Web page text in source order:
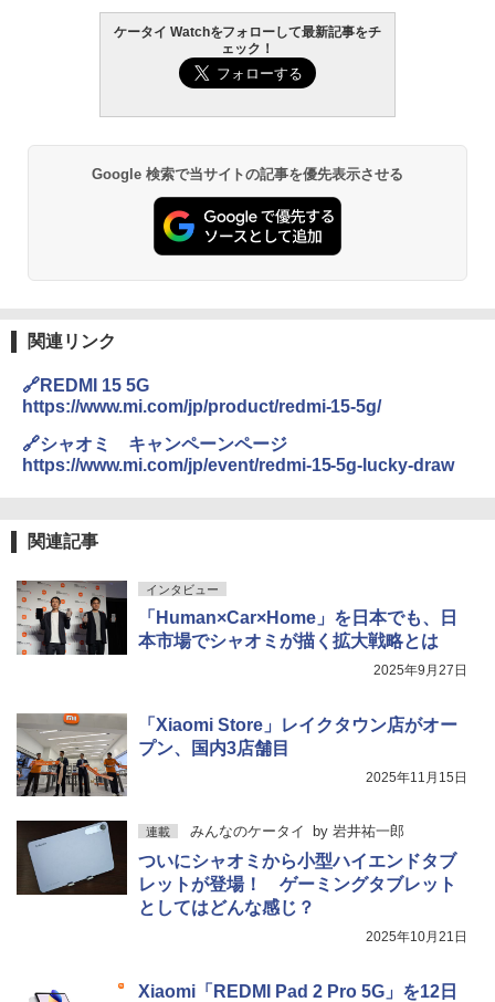
ケータイ Watchをフォローして最新記事をチ
ェック！
Google 検索で当サイトの記事を優先表示させる
関連リンク
🔗REDMI 15 5G
https://www.mi.com/jp/product/redmi-15-5g/
🔗シャオミ キャンペーンページ
https://www.mi.com/jp/event/redmi-15-5g-lucky-draw
関連記事
インタビュー
「Human×Car×Home」を日本でも、日
本市場でシャオミが描く拡大戦略とは
2025年9月27日
「Xiaomi Store」レイクタウン店がオー
プン、国内3店舗目
2025年11月15日
連載 みんなのケータイ by 岩井祐一郎
ついにシャオミから小型ハイエンドタブ
レットが登場！ ゲーミングタブレット
としてはどんな感じ？
2025年10月21日
Xiaomi「REDMI Pad 2 Pro 5G」を12日